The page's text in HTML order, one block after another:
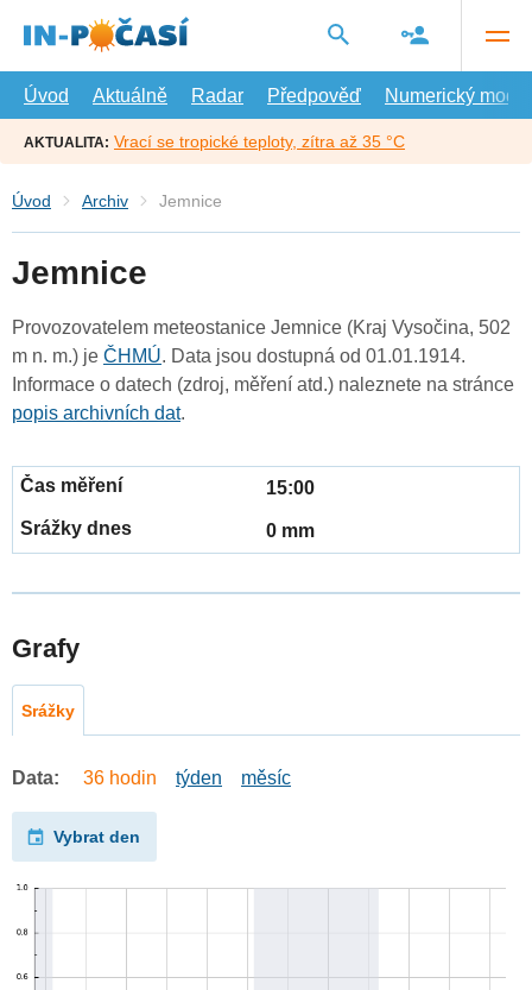
hlavní
Úvod
Aktuálně Radar Předpověď Numerický model
AKTUALITA: Vrací se tropické teploty, zítra až 35 °C
Úvod Archiv Jemnice
Jemnice
Provozovatelem meteostanice Jemnice (Kraj Vysočina, 502
m n. m.) je ČHMÚ. Data jsou dostupná od 01.01.1914.
Informace o datech (zdroj, měření atd.) naleznete na stránce
popis archivních dat.
15:00
0 mm
Grafy
Srážky
Data: 36 hodin týden měsíc
Vybrat den